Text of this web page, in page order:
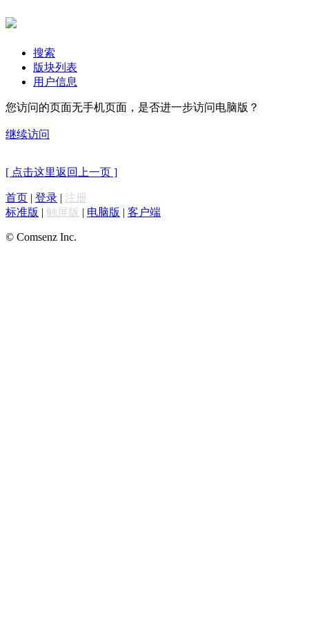
搜索
版块列表
用户信息
您访问的页面无手机页面，是否进一步访问电脑版？
继续访问
[ 点击这里返回上一页 ]
首页 | 登录 | 注册
标准版 | 触屏版 | 电脑版 | 客户端
© Comsenz Inc.